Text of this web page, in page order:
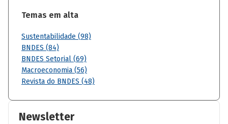
Temas em alta
Sustentabilidade (98)
BNDES (84)
BNDES Setorial (69)
Macroeconomia (56)
Revista do BNDES (48)
Newsletter